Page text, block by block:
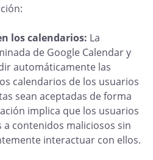
los calendarios: La
de Google Calendar y
automáticamente las
calendarios de los usuarios
sean aceptadas de forma
implica que los usuarios
contenidos maliciosos sin
interactuar con ellos.